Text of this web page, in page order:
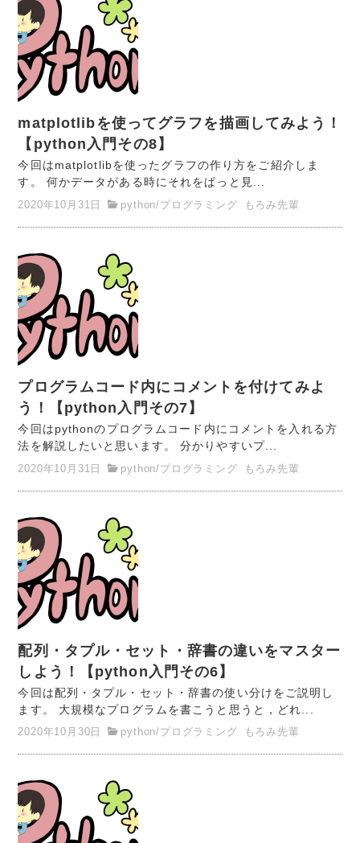
matplotlibを使ってグラフを描画してみよう！
【python入門その8】
今回はmatplotlibを使ったグラフの作り方をご紹介しま
す。 何かデータがある時にそれをぱっと見...
2020年10月31日
python/プログラミング もろみ先輩
プログラムコード内にコメントを付けてみよ
う！【python入門その7】
今回はpythonのプログラムコード内にコメントを入れる方
法を解説したいと思います。 分かりやすいプ...
2020年10月31日
python/プログラミング もろみ先輩
配列・タプル・セット・辞書の違いをマスター
しよう！【python入門その6】
今回は配列・タプル・セット・辞書の使い分けをご説明し
ます。 大規模なプログラムを書こうと思うと，どれ...
2020年10月30日
python/プログラミング もろみ先輩